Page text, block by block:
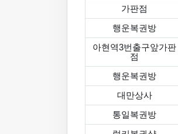
가판점
행운복권방
아현역3번출구앞가판
점
행운복권방
대만상사
통일복권방